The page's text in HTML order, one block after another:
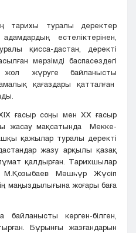
тарихы туралы деректер
естеліктерінен,
қисса-дастан, деректі
мерзімді баспасөздегі
жол жүруге байланысты
қағаздары қатталған
ғасыр соңы мен ХХ ғасыр
жасау мақсатында Мекке-
қажылар туралы деректі
жазу арқылы қазақ
қалдырған. Тарихшылар
М.Қозыбаев Мәшһүр Жүсіп
маңыздылығына жоғары баға
көрген-білген,
Бұрынғы жазғандарын